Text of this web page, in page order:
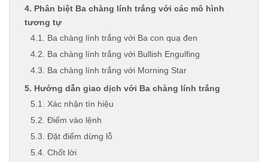
4. Phân biệt Ba chàng lính trắng với các mô hình
tương tự
4.1. Ba chàng lính trắng với Ba con quạ đen
4.2. Ba chàng lính trắng với Bullish Engulfing
4.3. Ba chàng lính trắng với Morning Star
5. Hướng dẫn giao dịch với Ba chàng lính trắng
5.1. Xác nhận tín hiệu
5.2. Điểm vào lệnh
5.3. Đặt điểm dừng lỗ
5.4. Chốt lời